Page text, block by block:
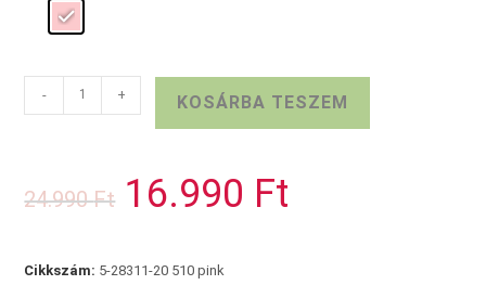
S.OLIVER
PINK
- + KOSÁRBA TESZEM
24.990Ft
Original
price
was:
16.990 Ft
Cikkszám: 5-28311-20 510 pink